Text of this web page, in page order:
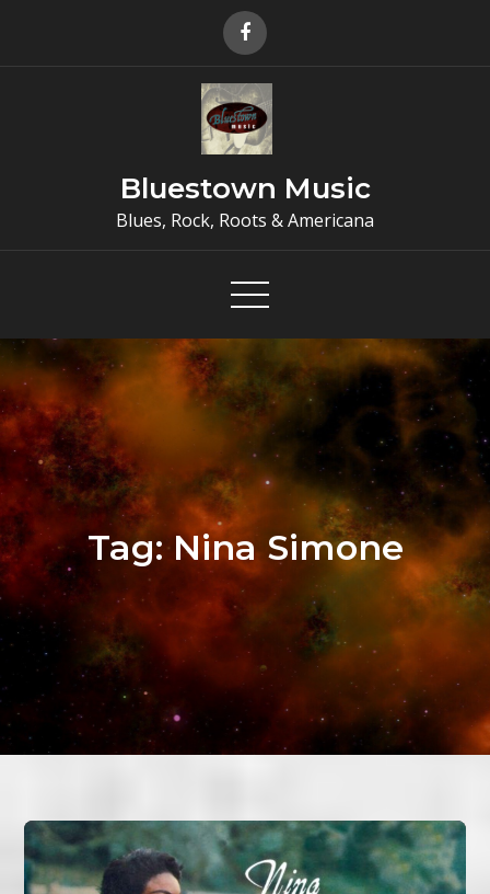
Bluestown Music
Blues, Rock, Roots & Americana
Tag:Nina Simone